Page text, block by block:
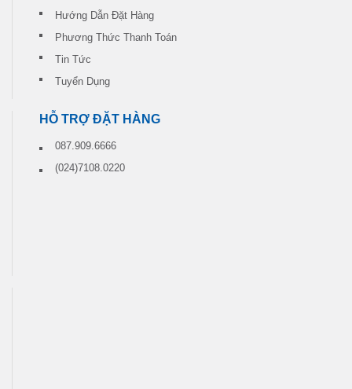
Hướng Dẫn Đặt Hàng
Phương Thức Thanh Toán
Tin Tức
Tuyển Dụng
HỖ TRỢ ĐẶT HÀNG
087.909.6666
(024)7108.0220